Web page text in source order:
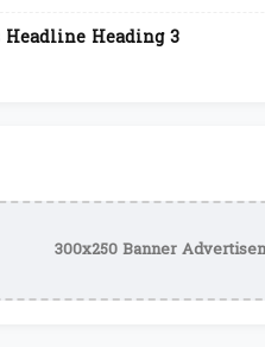
Heading 3
300x250 Banner